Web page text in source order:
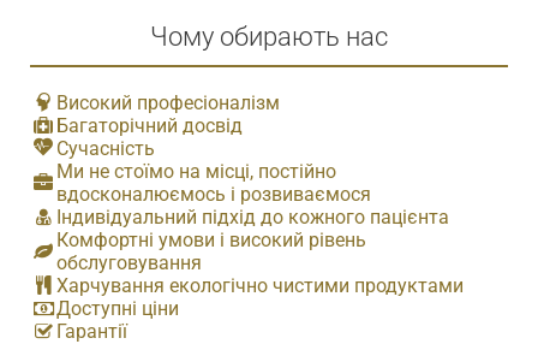
Чому обирають нас
Високий професіоналізм
Багаторічний досвід
Сучасність
Ми не стоїмо на місці, постійно
вдосконалюємось і розвиваємося
Індивідуальний підхід до кожного пацієнта
Комфортні умови і високий рівень
обслуговування
Харчування екологічно чистими продуктами
Доступні ціни
Гарантії